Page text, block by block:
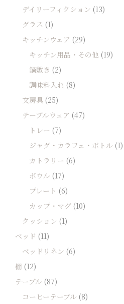
デイリーフィクション (13)
グラス (1)
キッチンウェア (29)
キッチン用品・その他 (19)
鍋敷き (2)
調味料入れ (8)
文房具 (25)
テーブルウェア (47)
トレー (7)
ジャグ・カラフェ・ボトル (1)
カトラリー (6)
ボウル (17)
プレート (6)
カップ・マグ (10)
クッション (1)
ベッド (11)
ベッドリネン (6)
棚 (12)
テーブル (87)
コーヒーテーブル (8)